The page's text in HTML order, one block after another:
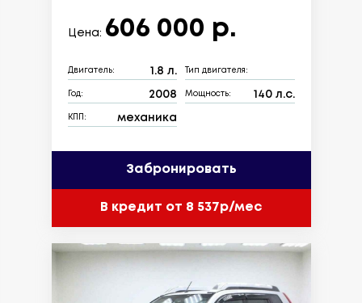
Цена: 606 000 р.
Двигатель: 1.8 л. Тип двигателя:
Год: 2008 Мощность: 140 л.с.
КПП: механика
Забронировать
В кредит от 8 537р/мес